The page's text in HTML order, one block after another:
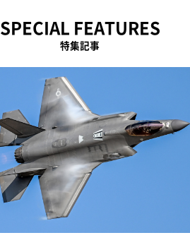
SPECIAL FEATURES
特集記事